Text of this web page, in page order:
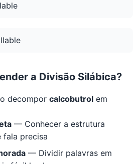
a Divisão Silábica?
decompor calcobutrol em
— Conhecer a estrutura
fala precisa
— Dividir palavras em